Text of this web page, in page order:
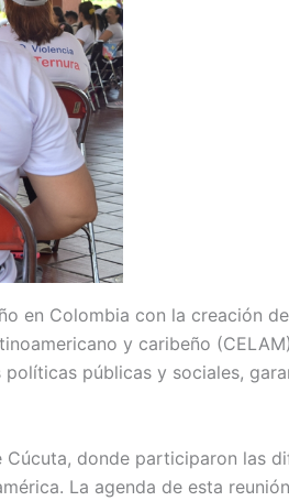
en Colombia con la creación
y caribeño
públicas y sociales,
Cúcuta, donde participaron las
La agenda de esta